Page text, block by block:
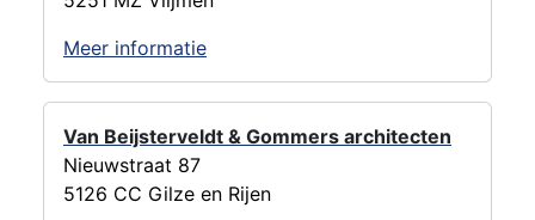
Meer informatie
Van Beijsterveldt & Gommers architecten
Nieuwstraat 87
5126 CC Gilze en Rijen